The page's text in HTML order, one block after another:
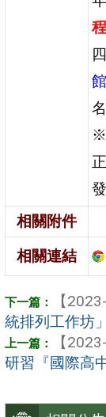
發
相關附件
相關連結
【
統排列工作坊」
【
研習『國際高